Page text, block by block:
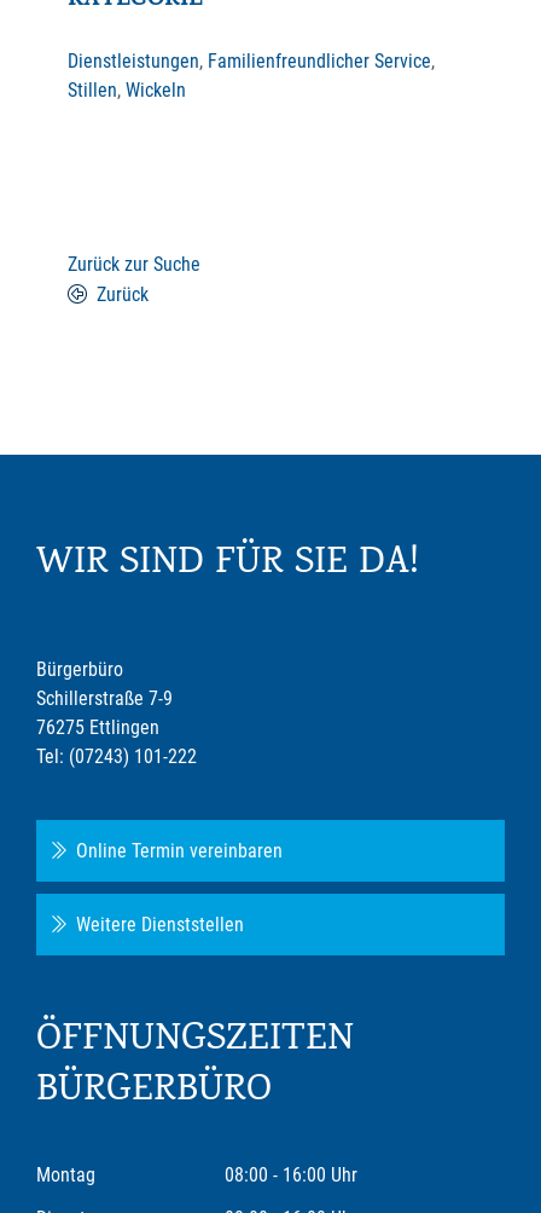
Dienstleistungen, Familienfreundlicher Service,
Stillen, Wickeln
Zurück zur Suche
Zurück
WIR SIND FÜR SIE DA!
Bürgerbüro
Schillerstraße 7-9
76275 Ettlingen
Tel: (07243) 101-222
Online Termin vereinbaren
Weitere Dienststellen
ÖFFNUNGSZEITEN
BÜRGERBÜRO
Montag
08:00 - 16:00 Uhr